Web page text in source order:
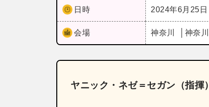
日時 2024年6月25日
会場 神奈川 神奈
ヤニック・ネゼ＝セガン（指